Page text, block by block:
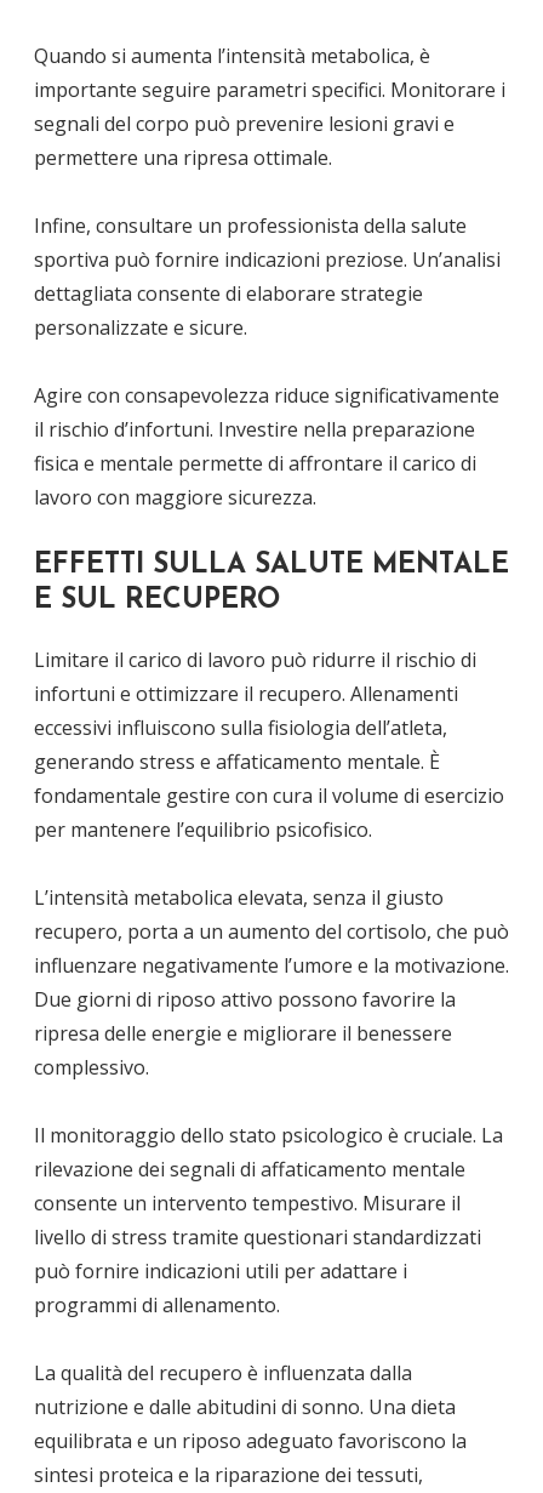
Quando si aumenta l’intensità metabolica, è
importante seguire parametri specifici. Monitorare i
segnali del corpo può prevenire lesioni gravi e
permettere una ripresa ottimale.
Infine, consultare un professionista della salute
sportiva può fornire indicazioni preziose. Un’analisi
dettagliata consente di elaborare strategie
personalizzate e sicure.
Agire con consapevolezza riduce significativamente
il rischio d’infortuni. Investire nella preparazione
fisica e mentale permette di affrontare il carico di
lavoro con maggiore sicurezza.
EFFETTI SULLA SALUTE MENTALE
E SUL RECUPERO
Limitare il carico di lavoro può ridurre il rischio di
infortuni e ottimizzare il recupero. Allenamenti
eccessivi influiscono sulla fisiologia dell’atleta,
generando stress e affaticamento mentale. È
fondamentale gestire con cura il volume di esercizio
per mantenere l’equilibrio psicofisico.
L’intensità metabolica elevata, senza il giusto
recupero, porta a un aumento del cortisolo, che può
influenzare negativamente l’umore e la motivazione.
Due giorni di riposo attivo possono favorire la
ripresa delle energie e migliorare il benessere
complessivo.
Il monitoraggio dello stato psicologico è cruciale. La
rilevazione dei segnali di affaticamento mentale
consente un intervento tempestivo. Misurare il
livello di stress tramite questionari standardizzati
può fornire indicazioni utili per adattare i
programmi di allenamento.
La qualità del recupero è influenzata dalla
nutrizione e dalle abitudini di sonno. Una dieta
equilibrata e un riposo adeguato favoriscono la
sintesi proteica e la riparazione dei tessuti,